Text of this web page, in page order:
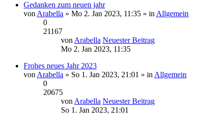
Gedanken zum neuen jahr
von Arabella » Mo 2. Jan 2023, 11:35 » in Allgemein
0
21167
von Arabella Neuester Beitrag
Mo 2. Jan 2023, 11:35
Frohes neues Jahr 2023
von Arabella » So 1. Jan 2023, 21:01 » in Allgemein
0
20675
von Arabella Neuester Beitrag
So 1. Jan 2023, 21:01